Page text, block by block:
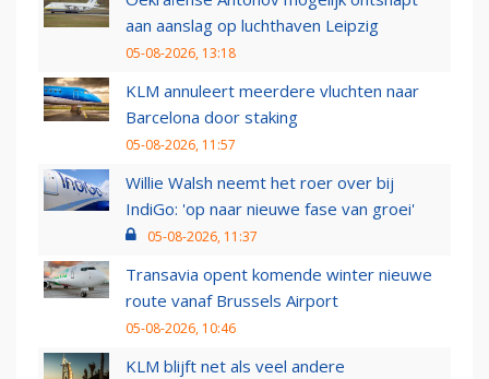
aan aanslag op luchthaven Leipzig
05-08-2026, 13:18
KLM annuleert meerdere vluchten naar
Barcelona door staking
05-08-2026, 11:57
Willie Walsh neemt het roer over bij
IndiGo: 'op naar nieuwe fase van groei'
05-08-2026, 11:37
Transavia opent komende winter nieuwe
route vanaf Brussels Airport
05-08-2026, 10:46
KLM blijft net als veel andere